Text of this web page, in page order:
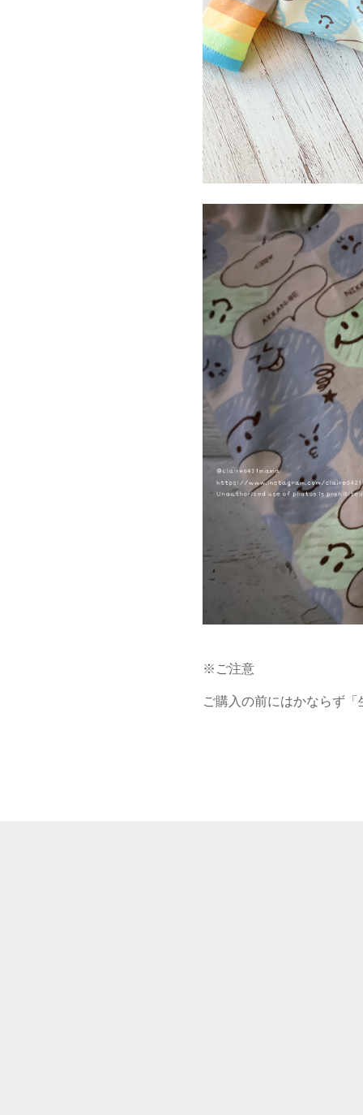
※ご注意
ご購入の前にはかならず